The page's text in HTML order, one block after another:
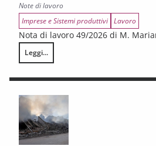
Note di lavoro
Imprese e Sistemi produttivi Lavoro
Nota di lavoro 49/2026 di M.
Leggi...
La politica di coesione al bivio. Crisi